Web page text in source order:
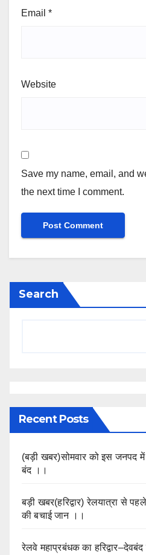
Email *
Website
Save my name, email, and
the next time I comment.
Search
Recent Posts
(बड़ी खबर)सोमवार को इस जनपद
बंद ।।
बड़ी खबर(हरिद्वार) रेलयात्रा से
की बचाई जान ।।
रेलवे महाप्रबंधक का